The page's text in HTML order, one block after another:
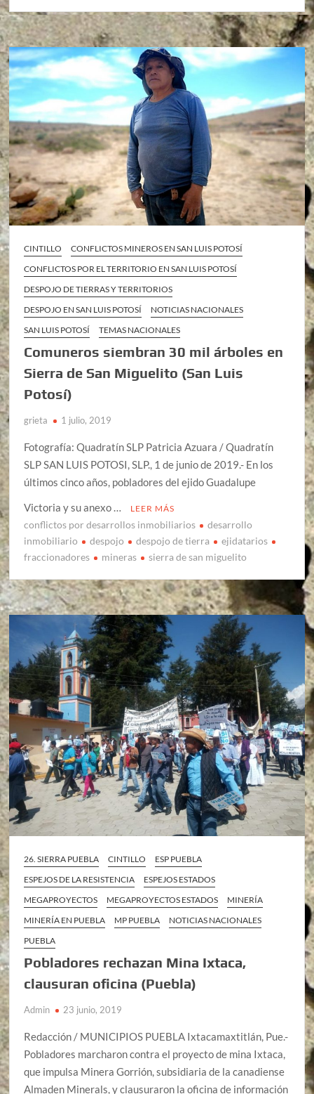
CINTILLO
CONFLICTOS MINEROS EN SAN LUIS POTOSÍ
CONFLICTOS POR EL TERRITORIO EN SAN LUIS POTOSÍ
DESPOJO DE TIERRAS Y TERRITORIOS
DESPOJO EN SAN LUIS POTOSÍ
NOTICIAS NACIONALES
SAN LUIS POTOSÍ
TEMAS NACIONALES
Comuneros siembran 30 mil árboles en
Sierra de San Miguelito (San Luis
Potosí)
grieta 1 julio, 2019
Fotografía: Quadratín SLP Patricia Azuara / Quadratín
SLP SAN LUIS POTOSI, SLP., 1 de junio de 2019.- En los
últimos cinco años, pobladores del ejido Guadalupe
Victoria y su anexo …
LEER MÁS
conflictos por desarrollos inmobiliarios
desarrollo
inmobiliario
despojo despojo de tierra
ejidatarios
fraccionadores
mineras sierra de san miguelito
26. SIERRA PUEBLA CINTILLO
ESP PUEBLA
ESPEJOS DE LA RESISTENCIA
ESPEJOS ESTADOS
MEGAPROYECTOS
MEGAPROYECTOS ESTADOS
MINERÍA
MINERÍA EN PUEBLA
MP PUEBLA
NOTICIAS NACIONALES
PUEBLA
Pobladores rechazan Mina Ixtaca,
clausuran oficina (Puebla)
Admin 23 junio, 2019
Redacción / MUNICIPIOS PUEBLA Ixtacamaxtitlán, Pue.-
Pobladores marcharon contra el proyecto de mina Ixtaca,
que impulsa Minera Gorrión, subsidiaria de la canadiense
Almaden Minerals, y clausuraron la oficina de información